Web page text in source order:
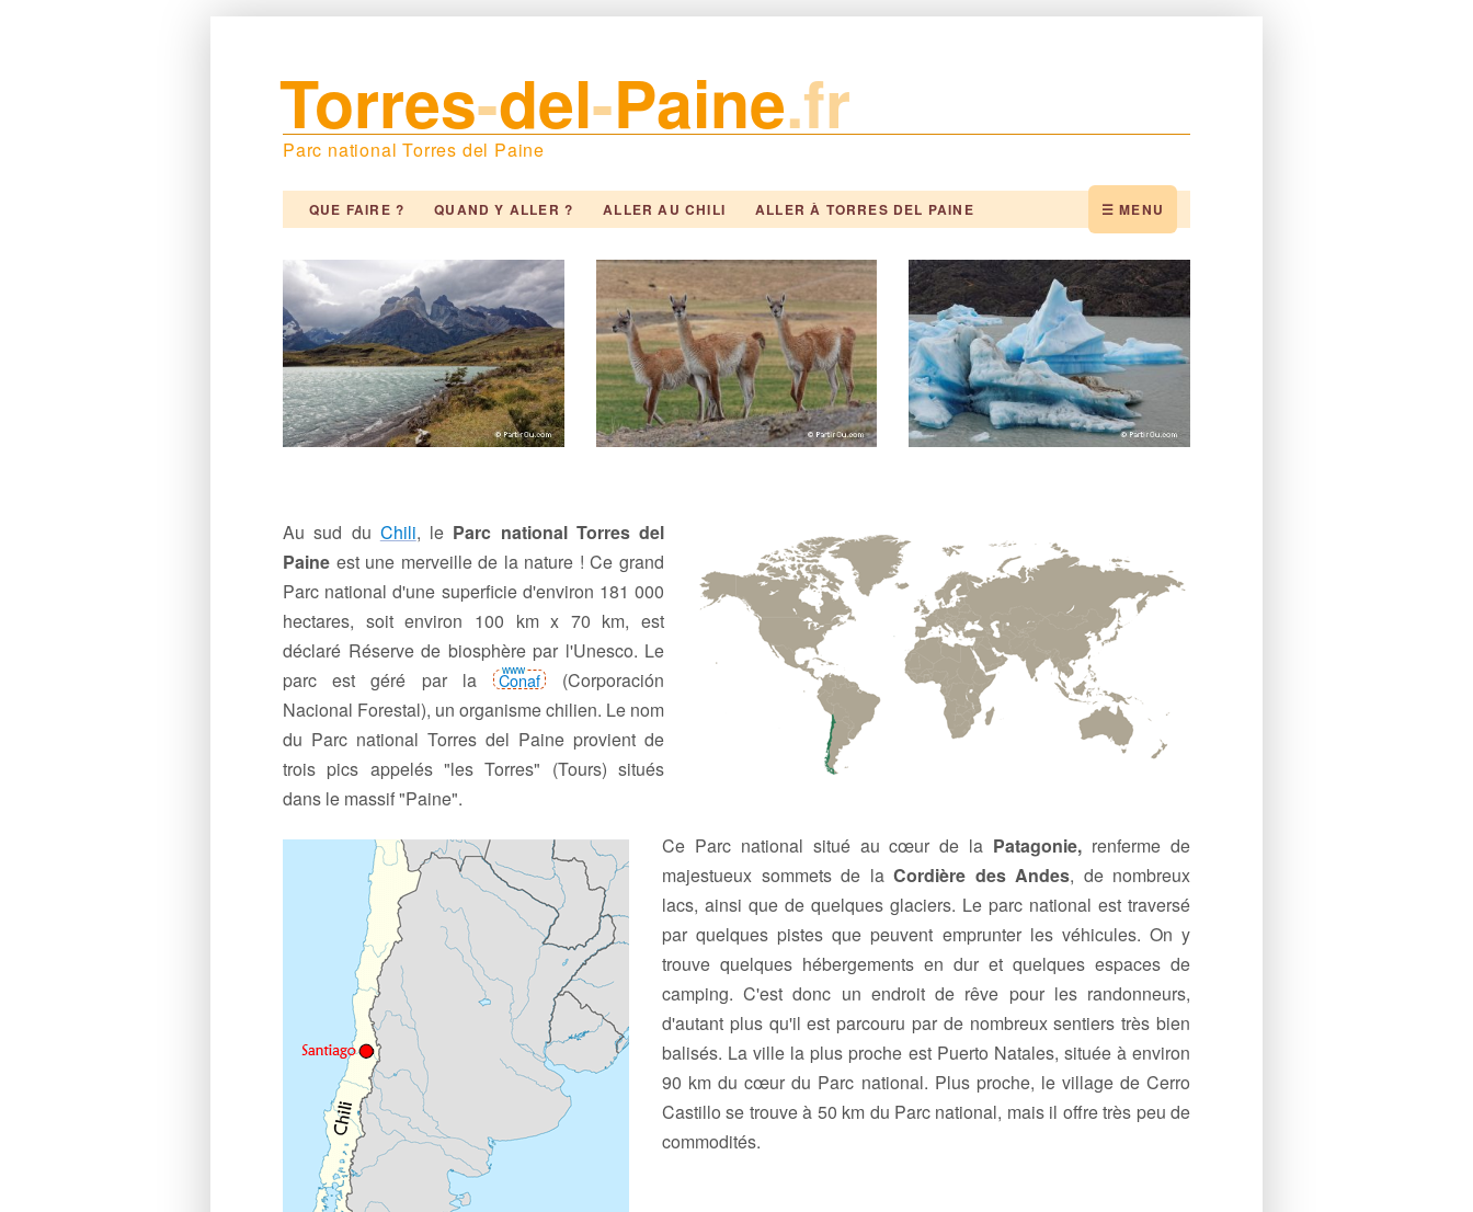
Torres-del-Paine.fr
Parc national Torres del Paine
QUE FAIRE ? QUAND Y ALLER ? ALLER AU CHILI ALLER À TORRES DEL PAINE
OÙ DORMIR ? + D'INFOS
☰ MENU
Au sud du Chili, le Parc national Torres del
Paine est une merveille de la nature ! Ce grand
Parc national d'une superficie d'environ 181 000
hectares, soit environ 100 km x 70 km, est
déclaré Réserve de biosphère par l'Unesco. Le
parc est géré par la
Conaf
(Corporación
Nacional Forestal), un organisme chilien. Le nom
du Parc national Torres del Paine provient de
trois pics appelés "les Torres" (Tours) situés
dans le massif "Paine".
Ce Parc national situé au cœur de la Patagonie, renferme de
majestueux sommets de la Cordière des Andes, de nombreux
lacs, ainsi que de quelques glaciers. Le parc national est traversé
par quelques pistes que peuvent emprunter les véhicules. On y
trouve quelques hébergements en dur et quelques espaces de
camping. C'est donc un endroit de rêve pour les randonneurs,
d'autant plus qu'il est parcouru par de nombreux sentiers très bien
balisés. La ville la plus proche est Puerto Natales, située à environ
90 km du cœur du Parc national. Plus proche, le village de Cerro
Castillo se trouve à 50 km du Parc national, mais il offre très peu de
commodités.